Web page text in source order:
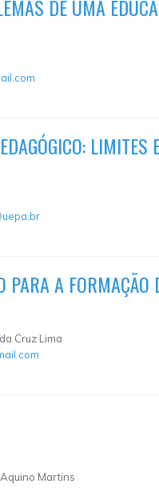
DE UMA
LIMITES
A FORMAÇÃO
Cruz Lima
Martins